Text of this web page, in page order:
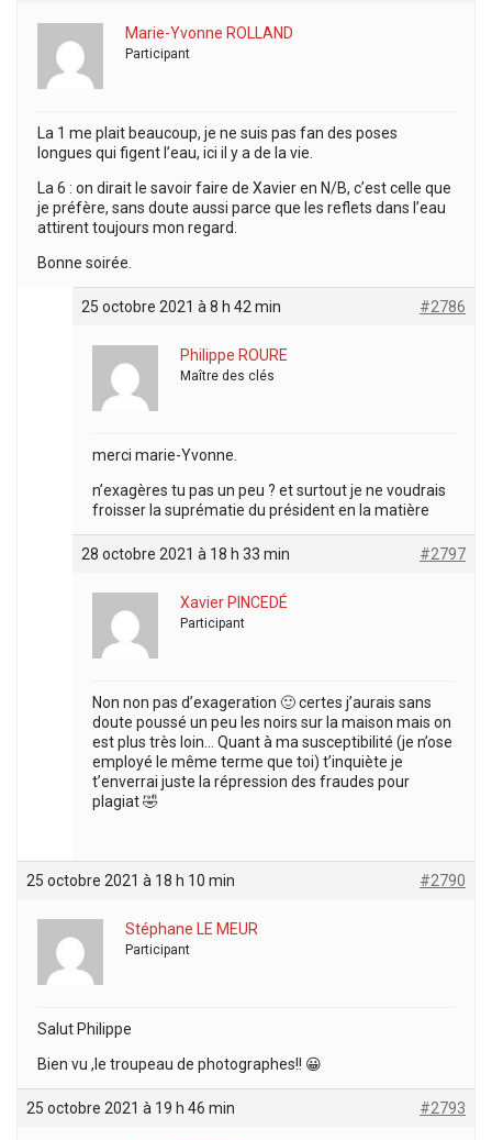
Marie-Yvonne ROLLAND
Participant
La 1 me plait beaucoup, je ne suis pas fan des poses
longues qui figent l’eau, ici il y a de la vie.
La 6 : on dirait le savoir faire de Xavier en N/B, c’est celle que
je préfère, sans doute aussi parce que les reflets dans l’eau
attirent toujours mon regard.
Bonne soirée.
25 octobre 2021 à 8 h 42 min #2786
Philippe ROURE
Maître des clés
merci marie-Yvonne.
n’exagères tu pas un peu ? et surtout je ne voudrais
froisser la suprématie du président en la matière
28 octobre 2021 à 18 h 33 min #2797
Xavier PINCEDÉ
Participant
Non non pas d’exageration 🙂 certes j’aurais sans
doute poussé un peu les noirs sur la maison mais on
est plus très loin… Quant à ma susceptibilité (je n’ose
employé le même terme que toi) t’inquiète je
t’enverrai juste la répression des fraudes pour
plagiat 🤣
25 octobre 2021 à 18 h 10 min #2790
Stéphane LE MEUR
Participant
Salut Philippe
Bien vu ,le troupeau de photographes!! 😀
25 octobre 2021 à 19 h 46 min #2793